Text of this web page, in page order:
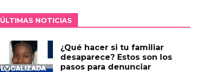
ÚLTIMAS NOTICIAS
¿Qué hacer si tu familiar
desaparece? Estos son los
pasos para denunciar